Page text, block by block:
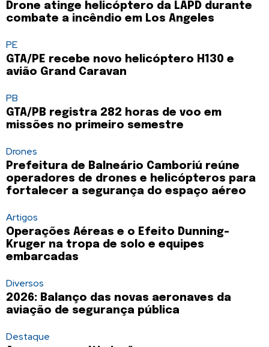
Drone atinge helicóptero da LAPD durante
combate a incêndio em Los Angeles
PE
GTA/PE recebe novo helicóptero H130 e
avião Grand Caravan
PB
GTA/PB registra 282 horas de voo em
missões no primeiro semestre
Drones
Prefeitura de Balneário Camboriú reúne
operadores de drones e helicópteros para
fortalecer a segurança do espaço aéreo
Artigos
Operações Aéreas e o Efeito Dunning-
Kruger na tropa de solo e equipes
embarcadas
Diversos
2026: Balanço das novas aeronaves da
aviação de segurança pública
Destaque